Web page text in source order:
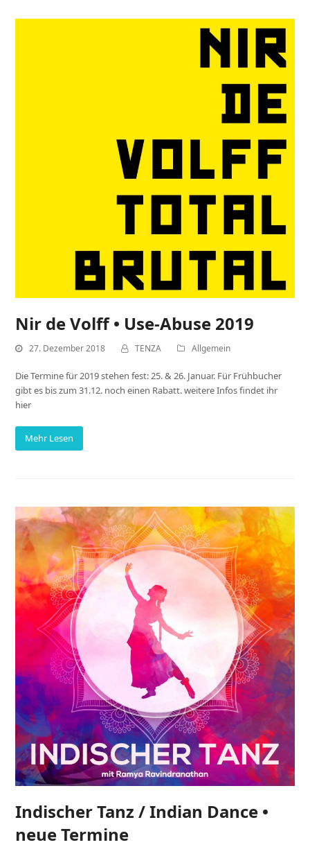
Nir de Volff • Use-Abuse 2019
27. Dezember 2018 TENZA Allgemein
Die Termine für 2019 stehen fest: 25. & 26. Januar. Für Frühbucher
gibt es bis zum 31.12. noch einen Rabatt. weitere Infos findet ihr
hier
Mehr Lesen
Indischer Tanz / Indian Dance •
neue Termine